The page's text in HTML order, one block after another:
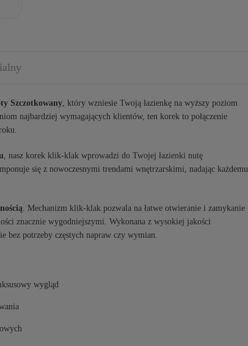
Szczotkowany, który wzniesie Twoją łazienkę na wyższy poziom
najbardziej wymagających klientów, ten korek to połączenie
, nasz korek klik-klak wprowadzi do Twojej łazienki nutę
się z nowoczesnymi trendami wnętrzarskimi, nadając każdemu
. Mechanizm klik-klak pozwala na łatwe otwieranie i zamykanie
znacznie wygodniejszymi. Wykonana z wysokiej jakości
bez potrzeby częstych napraw czy wymian.
wygląd